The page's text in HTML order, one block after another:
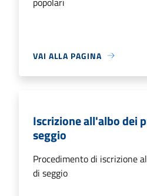
VAI ALLA PAGINA
Iscrizione all'albo dei
seggio
Procedimento di iscrizione
di seggio